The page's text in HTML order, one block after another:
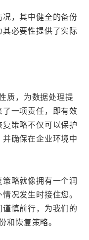
，其中健全的备份
必要性提供了实际
质，为数据处理提
一项责任，即有效
策略不仅可以保护
确保在企业环境中
略就像拥有一个润
况发生时接住您。
慎前行，为我们的
和恢复策略。